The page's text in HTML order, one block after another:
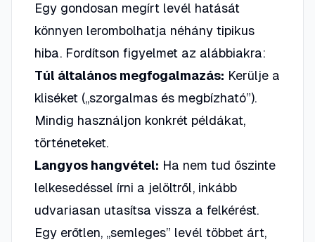
Egy gondosan megírt levél hatását
könnyen lerombolhatja néhány tipikus
hiba. Fordítson figyelmet az alábbiakra:
Túl általános megfogalmazás: Kerülje a
kliséket („szorgalmas és megbízható”).
Mindig használjon konkrét példákat,
történeteket.
Langyos hangvétel: Ha nem tud őszinte
lelkesedéssel írni a jelöltről, inkább
udvariasan utasítsa vissza a felkérést.
Egy erőtlen, „semleges” levél többet árt,